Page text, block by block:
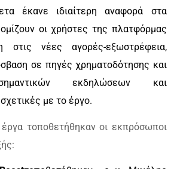
έκανε ιδιαίτερη αναφορά στα
οι χρήστες της πλατφόρμας
στις νέες αγορές-εξωστρέφεια,
σε πηγές χρηματοδότησης και
εκδηλώσεων και
με το έργο.
τοποθετήθηκαν οι εκπρόσωποι